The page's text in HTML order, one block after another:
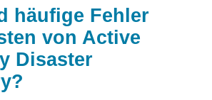
häufige Fehler
von Active
Disaster